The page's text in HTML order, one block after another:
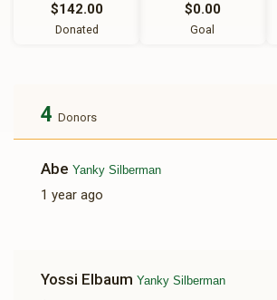
$142.00
Donated
$0.00
Goal
4 Donors
Abe Yanky Silberman
1 year ago
Yossi Elbaum Yanky Silberman